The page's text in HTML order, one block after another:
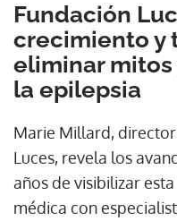
Fundación
crecimiento y
eliminar mitos
la epilepsia
Marie Millard,
Luces, revela los
años de visibilizar
médica con